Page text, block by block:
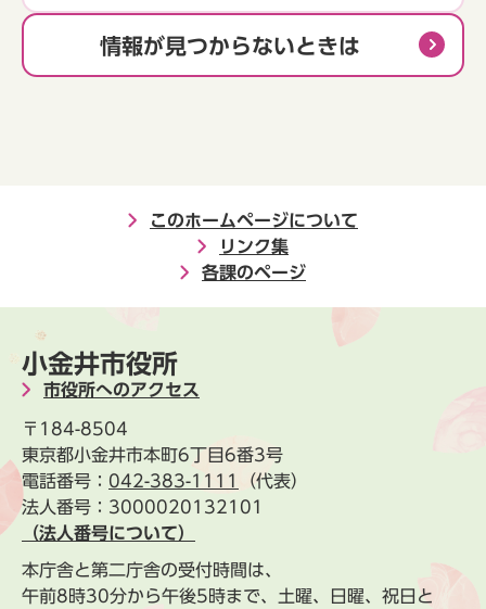
情報が見つからないときは
このホームページについて
リンク集
各課のページ
小金井市役所
市役所へのアクセス
〒184-8504
東京都小金井市本町6丁目6番3号
電話番号： 042-383-1111
（代表）
法人番号：3000020132101
（法人番号について）
本庁舎と第二庁舎の受付時間は、
午前8時30分から午後5時まで、土曜、日曜、祝日と